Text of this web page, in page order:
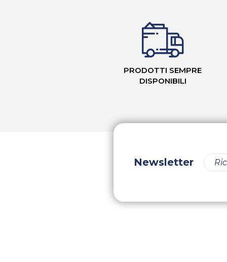
PRODOTTI SEMPRE
DISPONIBILI
Newsletter